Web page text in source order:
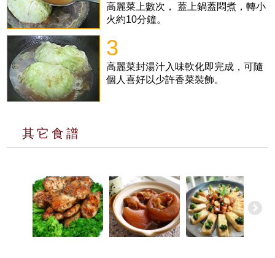
高麗菜上數次， 蓋上鍋蓋悶煮，轉小
火約10分鐘。
3
高麗菜封湯汁入味軟化即完成，可隨
個人喜好以少許香菜裝飾。
其它食譜